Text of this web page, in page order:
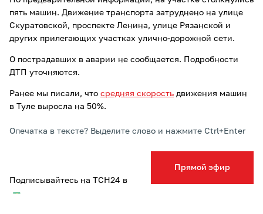
Прямой эфир
пять машин. Движение транспорта затруднено на улице
Скуратовской, проспекте Ленина, улице Рязанской и
других прилегающих участках улично-дорожной сети.
О пострадавших в аварии не сообщается. Подробности
ДТП уточняются.
Ранее мы писали, что средняя скорость движения машин
в Туле выросла на 50%.
Опечатка в тексте? Выделите слово и нажмите Ctrl+Enter
Подписывайтесь на ТСН24 в